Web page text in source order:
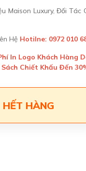
Maison Luxury, Đối Tác
Hệ Hotilne: 0972 010
In Logo Khách Hàng
Chiết Khấu Đến
HẾT HÀNG